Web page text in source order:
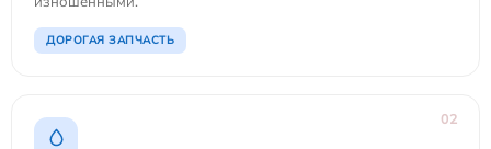
ДОРОГАЯ ЗАПЧАСТЬ
02